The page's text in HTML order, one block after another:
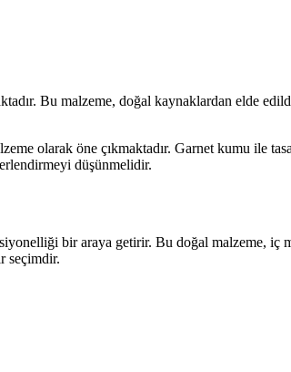
Bu malzeme, doğal kaynaklardan elde
olarak öne çıkmaktadır. Garnet kumu ile
düşünmelidir.
bir araya getirir. Bu doğal malzeme,
seçimdir.